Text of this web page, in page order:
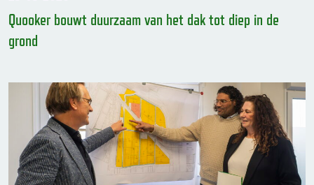
Quooker bouwt duurzaam van het dak tot diep in de
grond